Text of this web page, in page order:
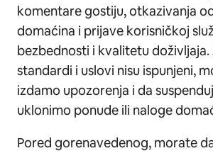
komentare gostiju, otkazivanja
domaćina i prijave korisničkoj
bezbednosti i kvalitetu doživljaja.
standardi i uslovi nisu ispunjeni,
izdamo upozorenja i da
uklonimo ponude ili naloge
Pored gorenavedenog, morate